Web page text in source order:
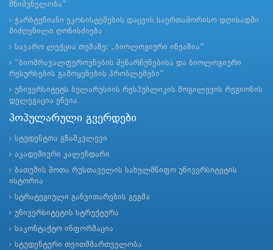
მნიშვნელობა“
ჭარბტენიანი ეკოსისტემების დაცვის საერთაშორისო დღისადმი
მიძღვნილი ღონისძიება
საჯარო ლექცია თემაზე: „ბიოლოგიური ინვაზია“
“ბიომრავალფეროვნების შენარჩუნებისა და ბიოლოგიური
რესურსების გამოყენების პრობლემები”
უნივერსიტეტს ბელარუსიის რესპუბლიკის მოგილევის რეგიონის
დელეგაცია ეწვია
პოპულარული გვერდები
სტუდენტთა გზამკვლევი
აკადემიური კალენდარი
ბათუმის შოთა რუსთაველის სახელმწიფო უნივერსიტეტის
ისტორია
სტრატეგიული განვითარების გეგმა
უნივერსიტეტის სტრუქტურა
საკონტაქტო ინფორმაცია
სტუდენტური თვითმმართველობა